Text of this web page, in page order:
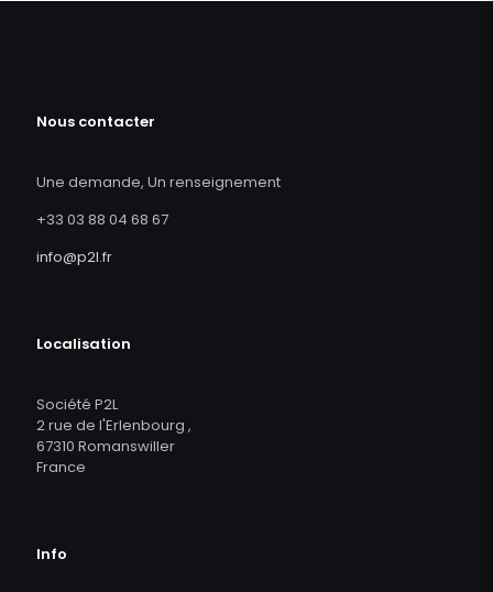
Nous contacter
Une demande, Un renseignement
+33 03 88 04 68 67
info@p2l.fr
Localisation
Société P2L
2 rue de l'Erlenbourg ,
67310 Romanswiller
France
Info